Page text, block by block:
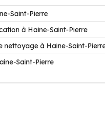
Saint-Pierre
à Haine-Saint-Pierre
nettoyage à Haine-Saint-
Saint-Pierre